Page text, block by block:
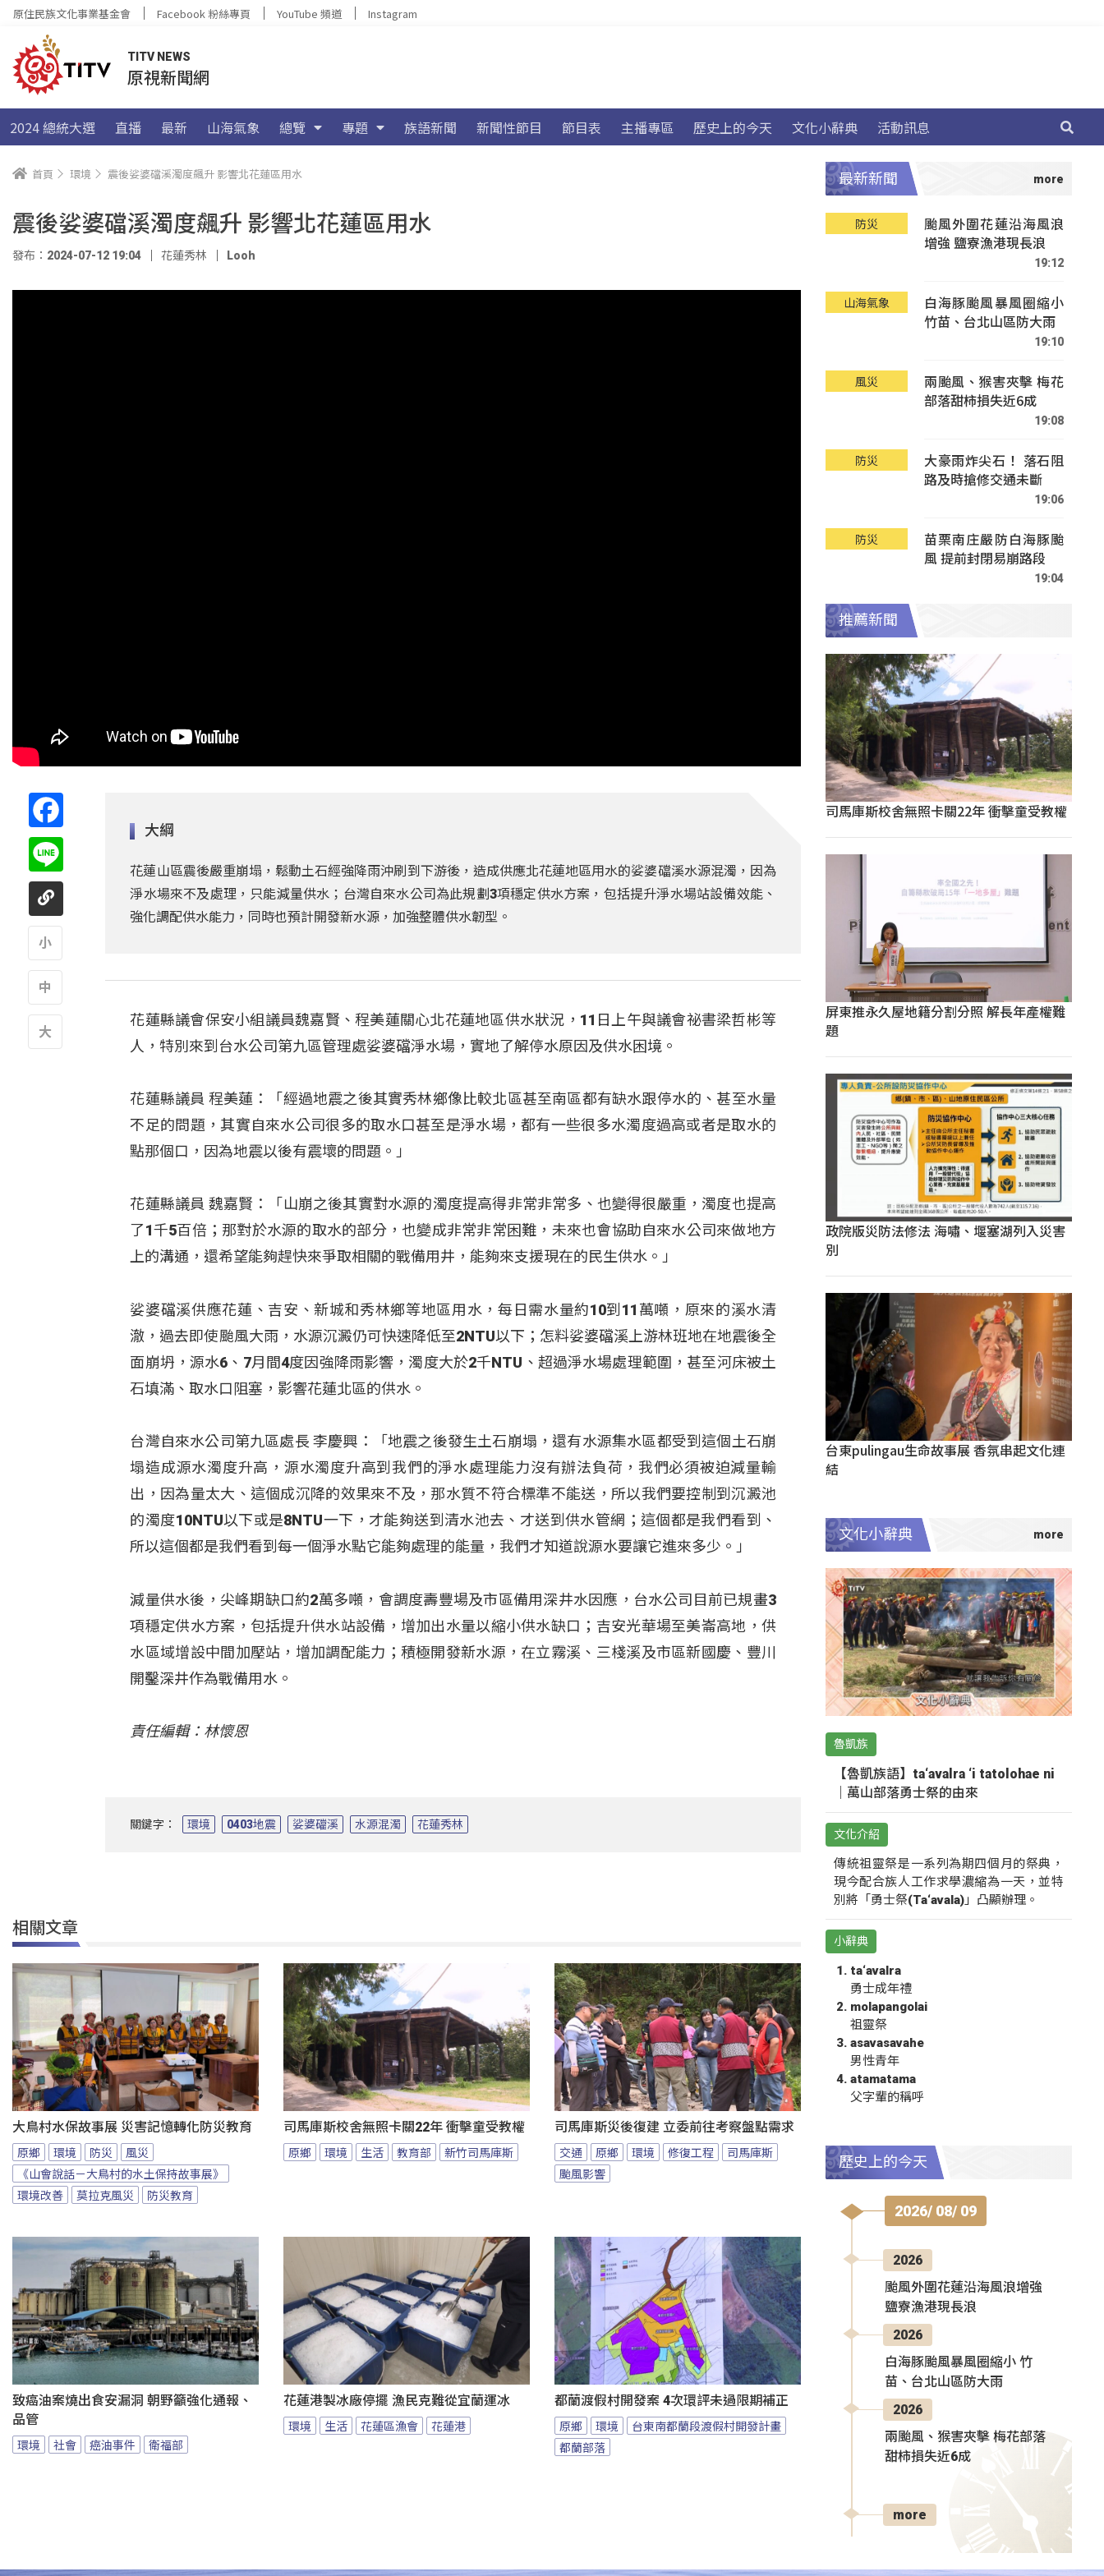
原住民族文化事業基金會 Facebook 粉絲專頁 YouTube 頻道 Instagram
TITV NEWS
原視新聞網
2024 總統大選 直播 最新 山海氣象 總覽 專題 族語新聞 新聞性節目 節目表 主播專區 歷史上的今天 文化小辭典 活動訊息
首頁 環境 震後娑婆礑溪濁度飆升 影響北花蓮區用水
震後娑婆礑溪濁度飆升 影響北花蓮區用水
發布：2024-07-12 19:04 花蓮秀林 Looh
大綱
花蓮山區震後嚴重崩塌，鬆動土石經強降雨沖刷到下游後，造成供應北花蓮地區用水的娑婆礑溪水源混濁，因為
淨水場來不及處理，只能減量供水；台灣自來水公司為此規劃3項穩定供水方案，包括提升淨水場站設備效能、
強化調配供水能力，同時也預計開發新水源，加強整體供水韌型。
花蓮縣議會保安小組議員魏嘉賢、程美蓮關心北花蓮地區供水狀況，11日上午與議會祕書梁哲彬等
人，特別來到台水公司第九區管理處娑婆礑淨水場，實地了解停水原因及供水困境。
花蓮縣議員 程美蓮：「經過地震之後其實秀林鄉像比較北區甚至南區都有缺水跟停水的、甚至水量
不足的問題，其實自來水公司很多的取水口甚至是淨水場，都有一些很多水濁度過高或者是取水的
點那個口，因為地震以後有震壞的問題。」
花蓮縣議員 魏嘉賢：「山崩之後其實對水源的濁度提高得非常非常多、也變得很嚴重，濁度也提高
了1千5百倍；那對於水源的取水的部分，也變成非常非常困難，未來也會協助自來水公司來做地方
上的溝通，還希望能夠趕快來爭取相關的戰備用井，能夠來支援現在的民生供水。」
娑婆礑溪供應花蓮、吉安、新城和秀林鄉等地區用水，每日需水量約10到11萬噸，原來的溪水清
澈，過去即使颱風大雨，水源沉澱仍可快速降低至2NTU以下；怎料娑婆礑溪上游林班地在地震後全
面崩坍，源水6、7月間4度因強降雨影響，濁度大於2千NTU、超過淨水場處理範圍，甚至河床被土
石填滿、取水口阻塞，影響花蓮北區的供水。
台灣自來水公司第九區處長 李慶興：「地震之後發生土石崩塌，還有水源集水區都受到這個土石崩
塌造成源水濁度升高，源水濁度升高到我們的淨水處理能力沒有辦法負荷，我們必須被迫減量輸
出，因為量太大、這個成沉降的效果來不及，那水質不符合標準不能送，所以我們要控制到沉澱池
的濁度10NTU以下或是8NTU一下，才能夠送到清水池去、才送到供水管網；這個都是我們看到、
所以這個都是我們看到每一個淨水點它能夠處理的能量，我們才知道說源水要讓它進來多少。」
減量供水後，尖峰期缺口約2萬多噸，會調度壽豐場及市區備用深井水因應，台水公司目前已規畫3
項穩定供水方案，包括提升供水站設備，增加出水量以縮小供水缺口；吉安光華場至美崙高地，供
水區域增設中間加壓站，增加調配能力；積極開發新水源，在立霧溪、三棧溪及市區新國慶、豐川
開鑿深井作為戰備用水。
責任編輯：林懷恩
關鍵字： 環境 0403地震 娑婆礑溪 水源混濁 花蓮秀林
相關文章
大鳥村水保故事展 災害記憶轉化防災教育
原鄉 環境 防災
風災
《山會說話－大鳥村的水土保持故事展》
環境改善
莫拉克風災 防災教育
司馬庫斯校舍無照卡關22年 衝擊童受教權
原鄉 環境 生活 教育部 新竹司馬庫斯
司馬庫斯災後復建 立委前往考察盤點需求
交通 原鄉 環境 修復工程
司馬庫斯
颱風影響
致癌油案燒出食安漏洞 朝野籲強化通報、
品管
環境 社會 癌油事件 衛福部
花蓮港製冰廠停擺 漁民克難從宜蘭運冰
環境 生活 花蓮區漁會 花蓮港
都蘭渡假村開發案 4次環評未過限期補正
原鄉 環境
台東南都蘭段渡假村開發計畫
都蘭部落
最新新聞
防災
颱風外圍花蓮沿海風浪
增強 鹽寮漁港現長浪
19:12
山海氣象
白海豚颱風暴風圈縮小
竹苗、台北山區防大雨
19:10
風災
兩颱風、猴害夾擊 梅花
部落甜柿損失近6成
19:08
防災
大豪雨炸尖石！ 落石阻
路及時搶修交通未斷
19:06
防災
苗栗南庄嚴防白海豚颱
風 提前封閉易崩路段
19:04
推薦新聞
司馬庫斯校舍無照卡關22年 衝擊童受教權
屏東推永久屋地籍分割分照 解長年產權難
題
政院版災防法修法 海嘯、堰塞湖列入災害
別
台東pulingau生命故事展 香氛串起文化連
結
文化小辭典
魯凱族
【魯凱族語】ta‘avalra ‘i tatolohae ni
｜萬山部落勇士祭的由來
文化介紹
傳統祖靈祭是一系列為期四個月的祭典，
現今配合族人工作求學濃縮為一天，並特
別將「勇士祭(Ta‘avala)」凸顯辦理。
小辭典
ta‘avalra
勇士成年禮
molapangolai
祖靈祭
asavasavahe
男性青年
atamatama
父字輩的稱呼
歷史上的今天
2026/ 08/ 09
2026
颱風外圍花蓮沿海風浪增強
鹽寮漁港現長浪
2026
白海豚颱風暴風圈縮小 竹
苗、台北山區防大雨
2026
兩颱風、猴害夾擊 梅花部落
甜柿損失近6成
more